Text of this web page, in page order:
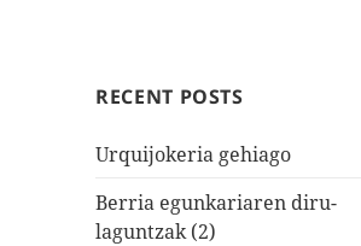
RECENT POSTS
Urquijokeria gehiago
Berria egunkariaren diru-
laguntzak (2)